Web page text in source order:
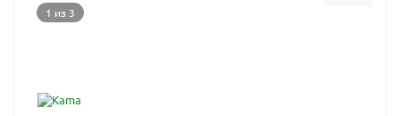
1 из 3